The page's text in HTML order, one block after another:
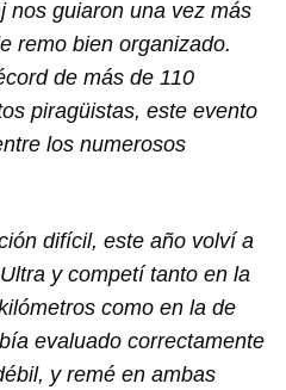
nos guiaron una vez más
remo bien organizado.
de más de 110
piragüistas, este evento
los numerosos
difícil, este año volví a
y competí tanto en la
como en la de
evaluado correctamente
y remé en ambas